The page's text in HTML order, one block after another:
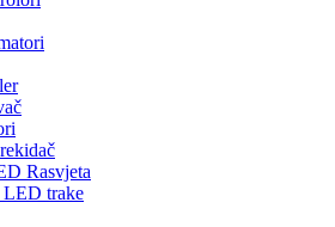
Rasvjeta
LED trake